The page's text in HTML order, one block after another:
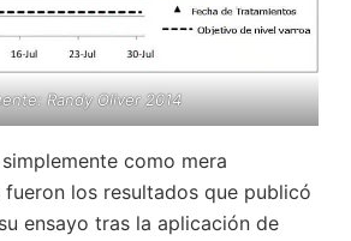
Randy Oliver 2014
como mera
los resultados que publicó
ensayo tras la aplicación de